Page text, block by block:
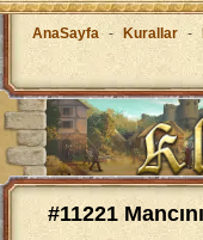
AnaSayfa - Kurallar -
#11221